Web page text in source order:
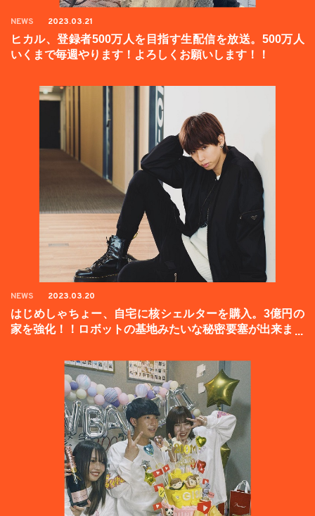
NEWS 2023.03.21
ヒカル、登録者500万人を目指す生配信を放送。500万人
いくまで毎週やります！よろしくお願いします！！
NEWS 2023.03.20
はじめしゃちょー、自宅に核シェルターを購入。3億円の
家を強化！！ロボットの基地みたいな秘密要塞が出来まし